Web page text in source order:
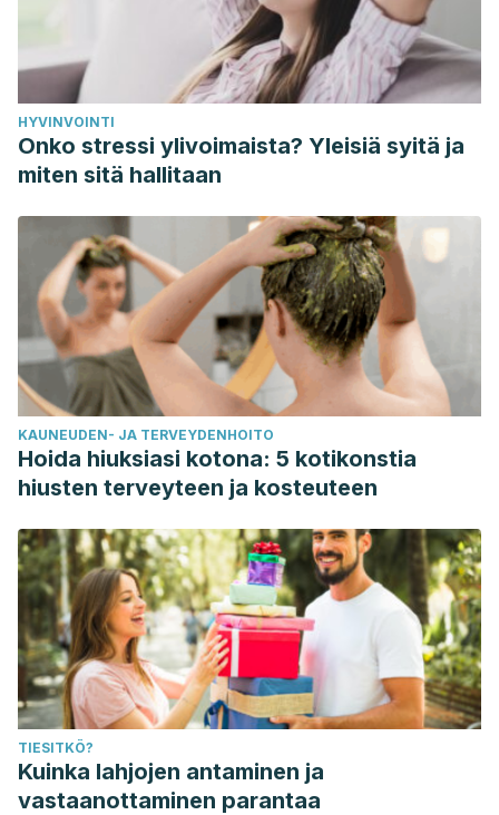
Miranda, E., Taniguchi, H., Cao, D., Hald, G., Jannini, E., &
Mulhall, J. (2019). Application of Sex Aids in Men With
Sexual Dysfunction: A Review.Journal of Sexual Medicine,
16(6), 767-780.
https://pmc.ncbi.nlm.nih.gov/articles/PMC8519170/
HYVINVOINTI
Onko stressi ylivoimaista? Yleisiä syitä ja
miten sitä hallitaan
KAUNEUDEN- JA TERVEYDENHOITO
Hoida hiuksiasi kotona: 5 kotikonstia
hiusten terveyteen ja kosteuteen
TIESITKÖ?
Kuinka lahjojen antaminen ja
vastaanottaminen parantaa